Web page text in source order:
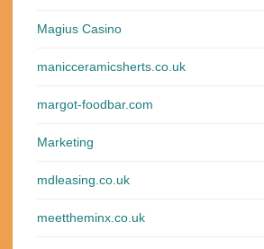
Magius Casino
manicceramicsherts.co.uk
margot-foodbar.com
Marketing
mdleasing.co.uk
meettheminx.co.uk